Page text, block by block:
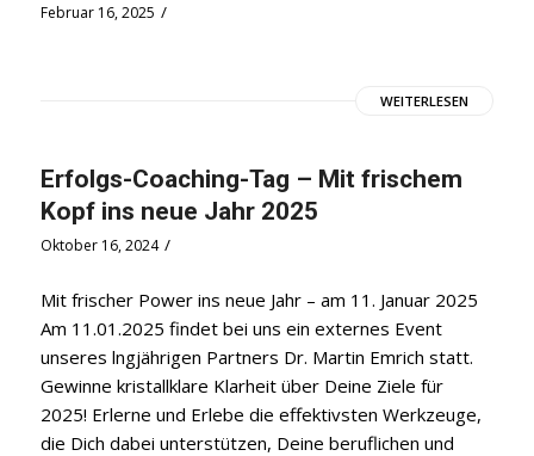
Februar 16, 2025 /
WEITERLESEN
Erfolgs-Coaching-Tag – Mit frischem
Kopf ins neue Jahr 2025
Oktober 16, 2024 /
Mit frischer Power ins neue Jahr – am 11. Januar 2025
Am 11.01.2025 findet bei uns ein externes Event
unseres lngjährigen Partners Dr. Martin Emrich statt.
Gewinne kristallklare Klarheit über Deine Ziele für
2025! Erlerne und Erlebe die effektivsten Werkzeuge,
die Dich dabei unterstützen, Deine beruflichen und